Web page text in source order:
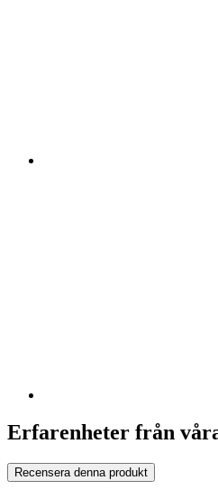
Erfarenheter från
Recensera denna produkt